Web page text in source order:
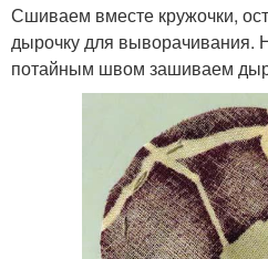
Сшиваем вместе кружочки,
дырочку для выворачивания.
потайным швом зашиваем